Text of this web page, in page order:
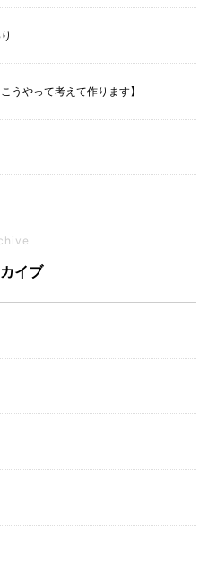
うやって考えて作ります】
イブ